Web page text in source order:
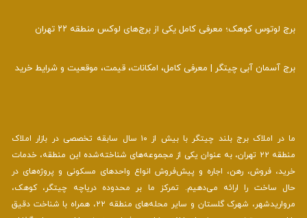
برج لوتوس کوهک؛ معرفی کامل یکی از برج‌های لوکس منطقه ۲۲ تهران
برج آسمان آبی چیتگر | معرفی کامل، امکانات، قیمت، موقعیت و شرایط خرید
ما در املاک برج بلند چیتگر با بیش از ۱۰ سال سابقه تخصصی در بازار املاک
منطقه ۲۲ تهران، به عنوان یکی از مجموعه‌های شناخته‌شده این منطقه، خدمات
خرید، فروش، رهن، اجاره و پیش‌فروش انواع واحدهای مسکونی و پروژه‌های در
حال ساخت را ارائه می‌دهیم. تمرکز ما بر محدوده دریاچه چیتگر، کوهک،
مرواریدشهر، شهرک گلستان و سایر محله‌های منطقه ۲۲، همراه با شناخت دقیق